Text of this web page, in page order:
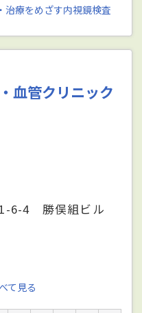
治療をめざす内視鏡検査
血管クリニック
6-4 勝俣組ビル
て見る